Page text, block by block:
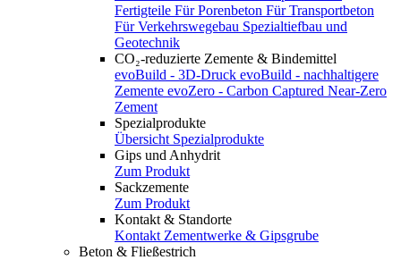
Fertigteile Für Porenbeton Für Transportbeton
Für Verkehrswegebau Spezialtiefbau und
Geotechnik
CO₂-reduzierte Zemente & Bindemittel
evoBuild - 3D-Druck evoBuild - nachhaltigere
Zemente evoZero - Carbon Captured Near-Zero
Zement
Spezialprodukte
Übersicht Spezialprodukte
Gips und Anhydrit
Zum Produkt
Sackzemente
Zum Produkt
Kontakt & Standorte
Kontakt Zementwerke & Gipsgrube
Beton & Fließestrich